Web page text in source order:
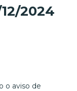
2024
o aviso de